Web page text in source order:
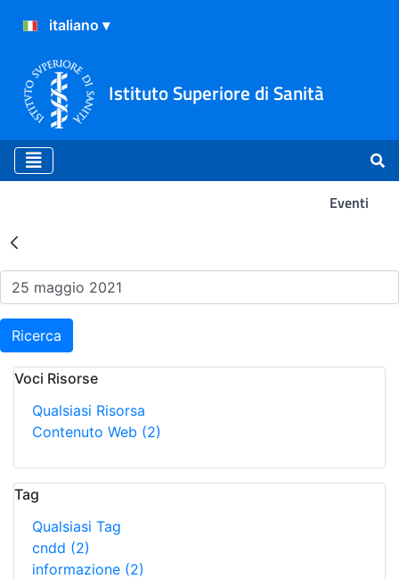
Istituto Superiore di Sanità
Eventi
Risultati della Ricerca -
Ricerca
Voci Risorse
Qualsiasi Risorsa
Contenuto Web (2)
Tag
Qualsiasi Tag
cndd (2)
informazione (2)